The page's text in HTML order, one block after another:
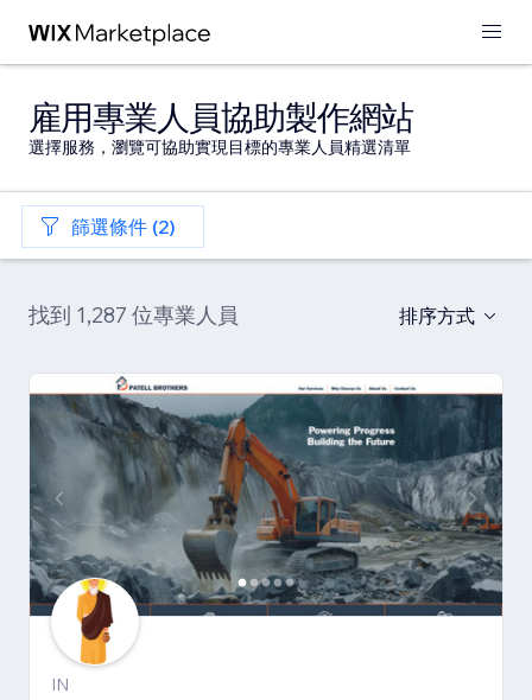
雇用專業人員協助製作網站
選擇服務，瀏覽可協助實現目標的專業人員精選清單
篩選條件 (2)
找到 1,287 位專業人員 排序方式
IN